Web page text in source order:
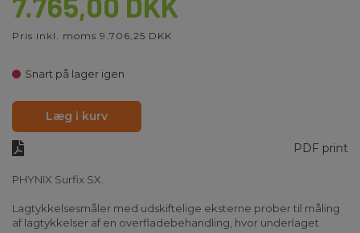
Pris inkl. moms 9.706,25 DKK
Snart på lager igen
Læg i kurv
PDF print
PHYNIX Surfix SX.
Lagtykkelsesmåler med udskiftelige eksterne prober til måling
af lagtykkelser af en overfladebehandling, hvor underlaget